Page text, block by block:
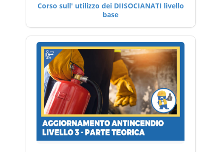
Corso sull' utilizzo dei DIISOCIANATI livello
base